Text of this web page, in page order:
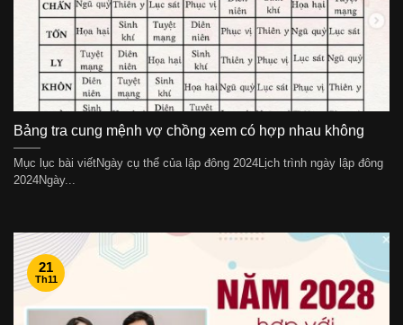
Bảng tra cung mệnh vợ chồng xem có hợp nhau không
Mục lục bài viếtNgày cụ thể của lập đông 2024Lịch trình ngày lập đông
2024Ngày...
21
Th11